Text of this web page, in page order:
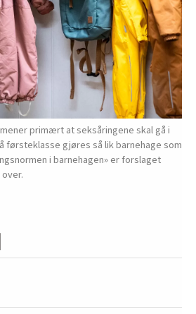
primært at seksåringene skal gå i
førsteklasse gjøres så lik barnehage som
i barnehagen» er forslaget